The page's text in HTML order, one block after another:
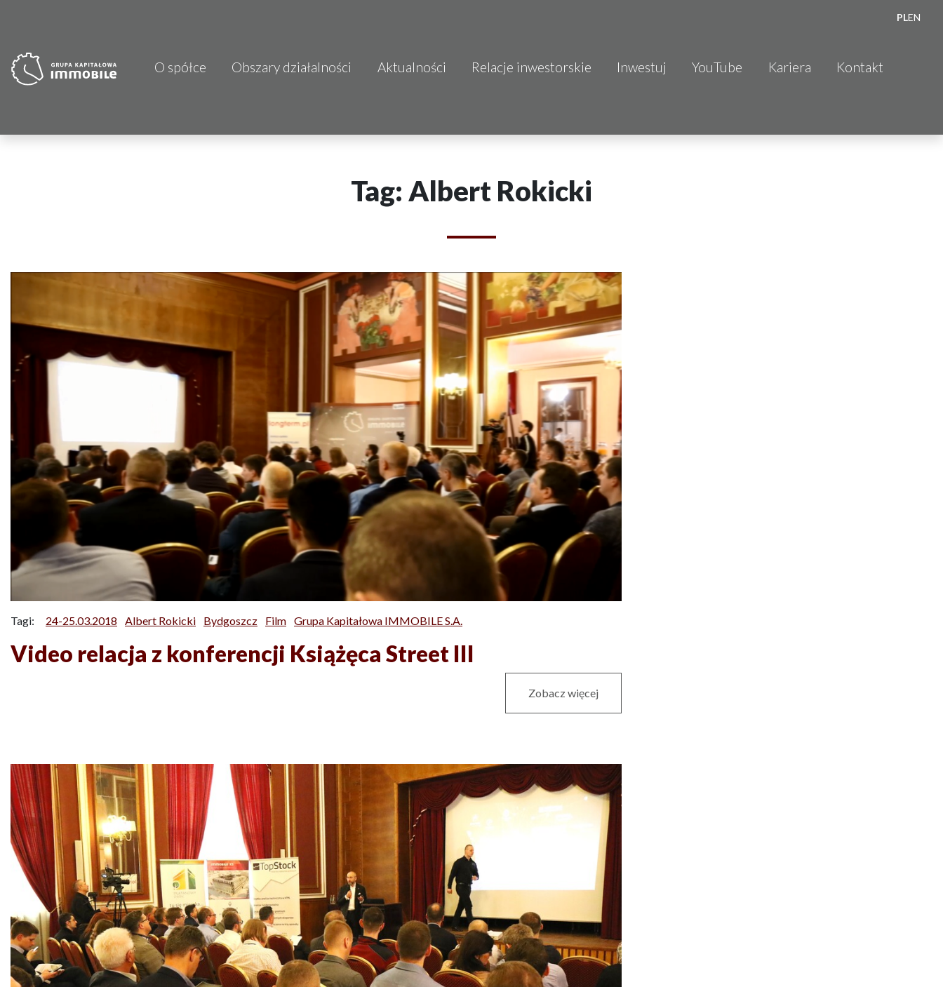
O spółce Obszary działalności
CDI KB Sp. z o.o.
Projprzem Budownictwo
Fundacja Immo
Aktualności Relacje inwestorskie Inwestuj YouTube Kariera Kontakt
PLEN
Tag: Albert Rokicki
Tagi: 24-25.03.2018 Albert Rokicki Bydgoszcz Film Grupa Kapitałowa IMMOBILE S.A.
Video relacja z konferencji Książęca Street III
Zobacz więcej